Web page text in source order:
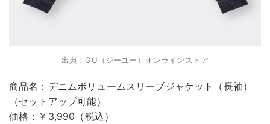
出典：GU（ジーユー）オンラインストア
商品名：デニムボリュームスリーブジャケット（長袖）
（セットアップ可能）
価格：￥3,990（税込）